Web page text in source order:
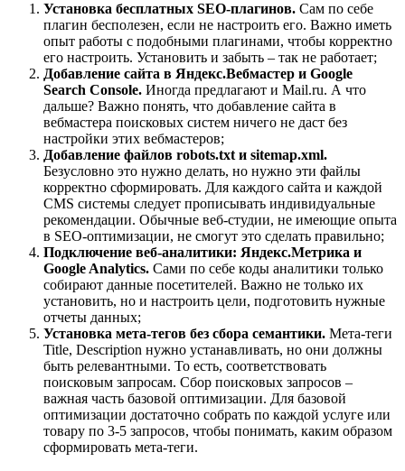
Установка бесплатных SEO-плагинов. Сам по себе
плагин бесполезен, если не настроить его. Важно иметь
опыт работы с подобными плагинами, чтобы корректно
его настроить. Установить и забыть – так не работает;
Добавление сайта в Яндекс.Вебмастер и Google
Search Console. Иногда предлагают и Mail.ru. А что
дальше? Важно понять, что добавление сайта в
вебмастера поисковых систем ничего не даст без
настройки этих вебмастеров;
Добавление файлов robots.txt и sitemap.xml.
Безусловно это нужно делать, но нужно эти файлы
корректно сформировать. Для каждого сайта и каждой
CMS системы следует прописывать индивидуальные
рекомендации. Обычные веб-студии, не имеющие опыта
в SEO-оптимизации, не смогут это сделать правильно;
Подключение веб-аналитики: Яндекс.Метрика и
Google Analytics. Сами по себе коды аналитики только
собирают данные посетителей. Важно не только их
установить, но и настроить цели, подготовить нужные
отчеты данных;
Установка мета-тегов без сбора семантики. Мета-теги
Title, Description нужно устанавливать, но они должны
быть релевантными. То есть, соответствовать
поисковым запросам. Сбор поисковых запросов –
важная часть базовой оптимизации. Для базовой
оптимизации достаточно собрать по каждой услуге или
товару по 3-5 запросов, чтобы понимать, каким образом
сформировать мета-теги.